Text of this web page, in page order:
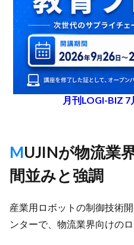
月刊LOGI-BIZ
MUJINが物流業界向けロボット技術見学会、作業スピードは人
間並みと強調
産業用ロボットの制御技術
ンターで、物流業界向けの